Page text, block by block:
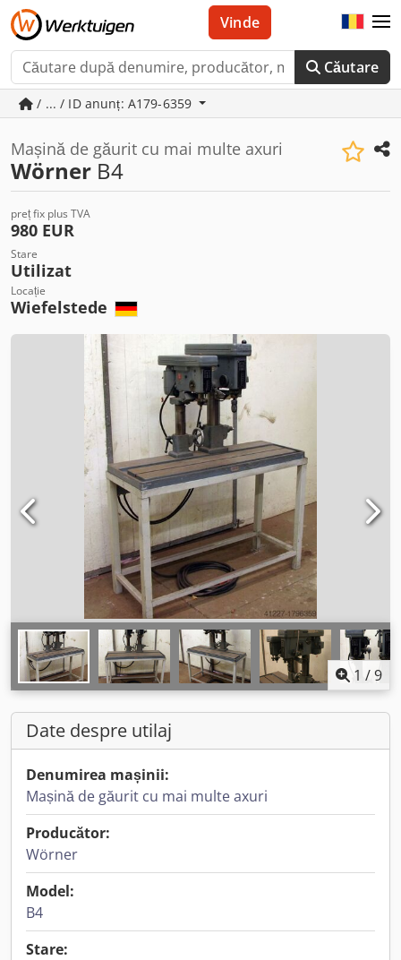
Căutare
Vinde
/ ... / ID anunț: A179-6359
Mașină de găurit cu mai multe axuri
Wörner B4
preț fix plus TVA
980 EUR
Stare
Utilizat
Locație
Wiefelstede
1 /9
Date despre utilaj
Denumirea mașinii:
Mașină de găurit cu mai multe axuri
Producător:
Wörner
Model:
B4
Stare: